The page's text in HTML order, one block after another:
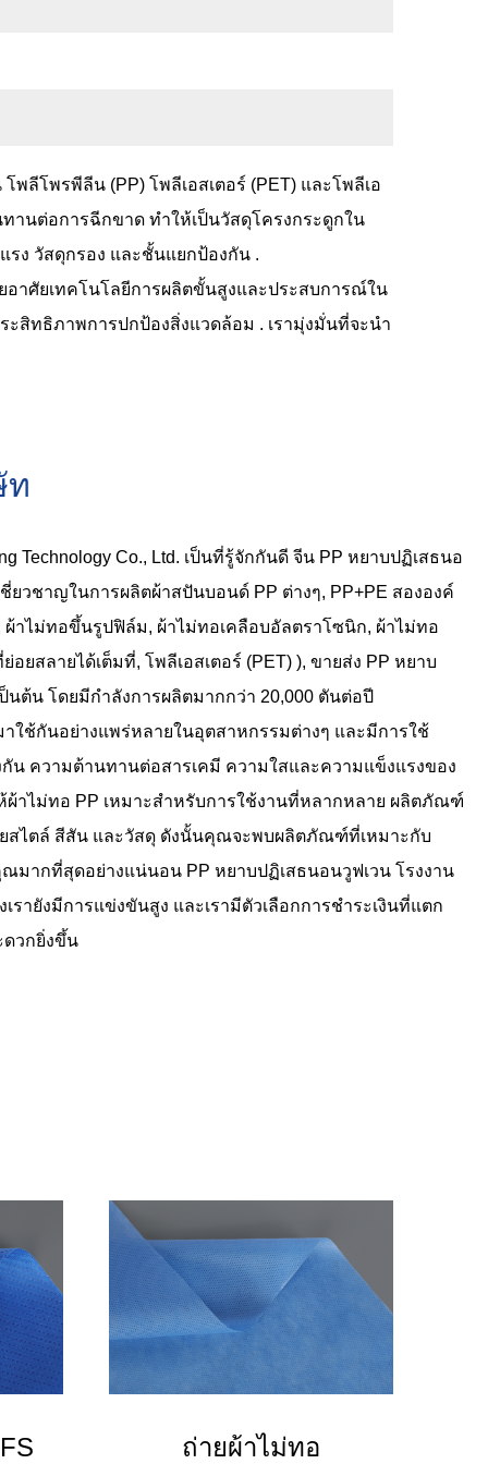
ลีโพรพีลีน (PP) โพลีเอสเตอร์ (PET) และโพลีเอ
านต่อการฉีกขาด ทำให้เป็นวัสดุโครงกระดูกใน
รง วัสดุกรอง และชั้นแยกป้องกัน .
ยอาศัยเทคโนโลยีการผลิตขั้นสูงและประสบการณ์ใน
สิทธิภาพการปกป้องสิ่งแวดล้อม . เรามุ่งมั่นที่จะนำ
ท
Technology Co., Ltd. เป็นที่รู้จักกันดี จีน PP หยาบปฏิเสธนอ
ชี่ยวชาญในการผลิตผ้าสปันบอนด์ PP ต่างๆ, PP+PE สององค์
ผ้าไม่ทอขึ้นรูปฟิล์ม, ผ้าไม่ทอเคลือบอัลตราโซนิก, ผ้าไม่ทอ
อยสลายได้เต็มที่, โพลีเอสเตอร์ (PET) ), ขายส่ง PP หยาบ
ป็นต้น โดยมีกำลังการผลิตมากกว่า 20,000 ตันต่อปี
ใช้กันอย่างแพร่หลายในอุตสาหกรรมต่างๆ และมีการใช้
น ความต้านทานต่อสารเคมี ความใสและความแข็งแรงของ
ผ้าไม่ทอ PP เหมาะสำหรับการใช้งานที่หลากหลาย ผลิตภัณฑ์
สไตล์ สีสัน และวัสดุ ดังนั้นคุณจะพบผลิตภัณฑ์ที่เหมาะกับ
ณมากที่สุดอย่างแน่นอน PP หยาบปฏิเสธนอนวูฟเวน โรงงาน
รายังมีการแข่งขันสูง และเรามีตัวเลือกการชำระเงินที่แตก
วกยิ่งขึ้น
ถ่ายผ้าไม่ทอ